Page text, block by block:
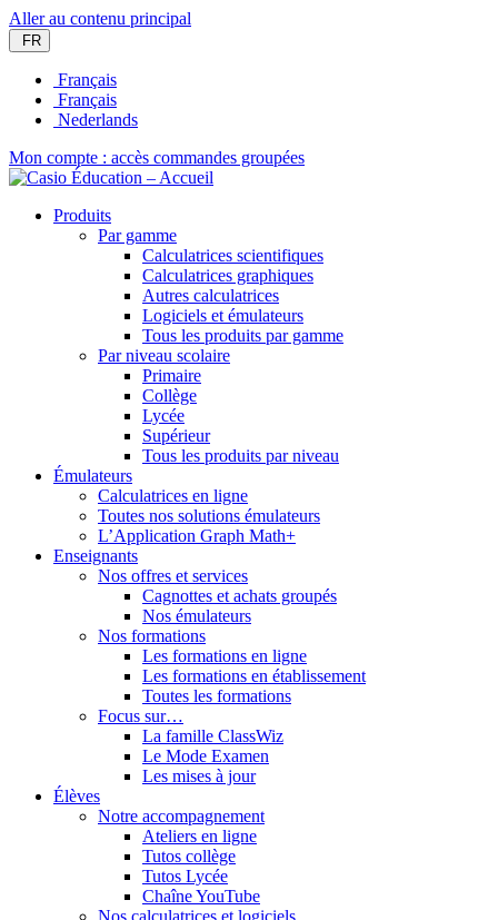
Aller au contenu principal
FR
Français
Français
Nederlands
Mon compte : accès commandes groupées
Produits
Par gamme
Calculatrices scientifiques
Calculatrices graphiques
Autres calculatrices
Logiciels et émulateurs
Tous les produits par gamme
Par niveau scolaire
Primaire
Collège
Lycée
Supérieur
Tous les produits par niveau
Émulateurs
Calculatrices en ligne
Toutes nos solutions émulateurs
L’Application Graph Math+
Enseignants
Nos offres et services
Cagnottes et achats groupés
Nos émulateurs
Nos formations
Les formations en ligne
Les formations en établissement
Toutes les formations
Focus sur…
La famille ClassWiz
Le Mode Examen
Les mises à jour
Élèves
Notre accompagnement
Ateliers en ligne
Tutos collège
Tutos Lycée
Chaîne YouTube
Nos calculatrices et logiciels